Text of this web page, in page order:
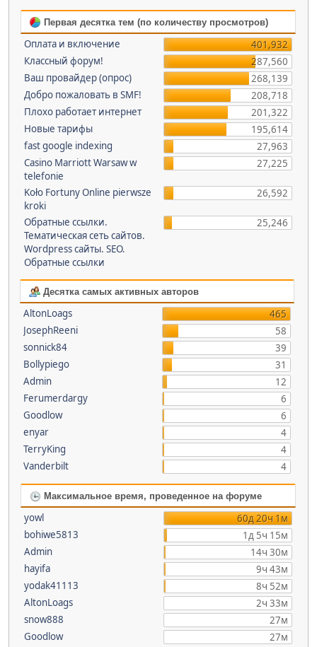
Первая десятка тем (по количеству просмотров)
Оплата и включение
401,932
Классный форум!
287,560
Ваш провайдер (опрос)
268,139
Добро пожаловать в SMF!
208,718
Плохо работает интернет
201,322
Новые тарифы
195,614
fast google indexing
27,963
Casino Marriott Warsaw w
telefonie
27,225
Koło Fortuny Online pierwsze
kroki
26,592
Обратные ссылки.
Тематическая сеть сайтов.
Wordpress сайты. SEO.
Обратные ссылки
25,246
Десятка самых активных авторов
AltonLoags
465
JosephReeni
58
sonnick84
39
Bollypiego
31
Admin
12
Ferumerdargy
6
Goodlow
6
enyar
4
TerryKing
4
Vanderbilt
4
Максимальное время, проведенное на форуме
yowl
60д 20ч 1м
bohiwe5813
1д 5ч 15м
Admin
14ч 30м
hayifa
9ч 43м
yodak41113
8ч 52м
AltonLoags
2ч 33м
snow888
27м
Goodlow
27м